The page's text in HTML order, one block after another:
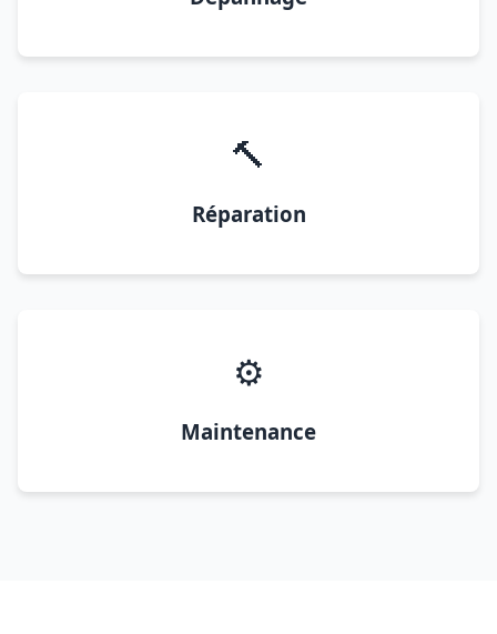
🔨
Réparation
⚙️
Maintenance